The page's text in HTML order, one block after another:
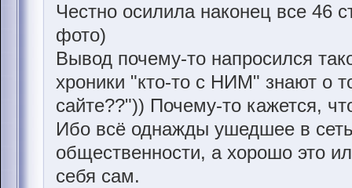
Честно осилила наконец все 46
фото)
Вывод почему-то напросился
хроники "кто-то с НИМ" знают о
сайте??")) Почему-то кажется,
Ибо всё однажды ушедшее в
общественности, а хорошо это
себя сам.